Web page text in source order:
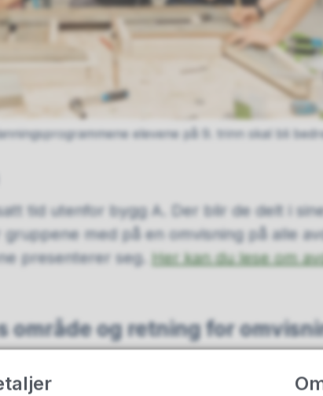
elevene på 9. trinn skal bli
tid utenfor bygg A. Der blir de delt i
med på en omvisning på alle
presenterer seg. Her kan du lese om
område og retning for